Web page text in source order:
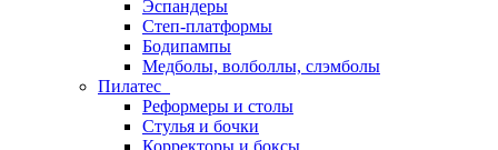
Эспандеры
Степ-платформы
Бодипампы
Медболы, волболлы, слэмболы
Пилатес
Реформеры и столы
Стулья и бочки
Корректоры и боксы